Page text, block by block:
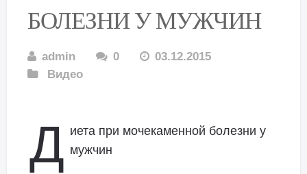
БОЛЕЗНИ У МУЖЧИН
admin 0
03.12.2015
Видео
Д иета при мочекаменной болезни у
мужчин